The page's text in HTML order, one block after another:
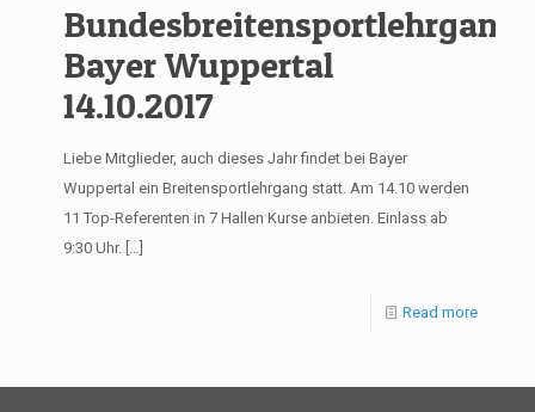
Bundesbreitensportlehrgang
Bayer Wuppertal
14.10.2017
Liebe Mitglieder, auch dieses Jahr findet bei Bayer
Wuppertal ein Breitensportlehrgang statt. Am 14.10 werden
11 Top-Referenten in 7 Hallen Kurse anbieten. Einlass ab
9:30 Uhr. […]
Read more